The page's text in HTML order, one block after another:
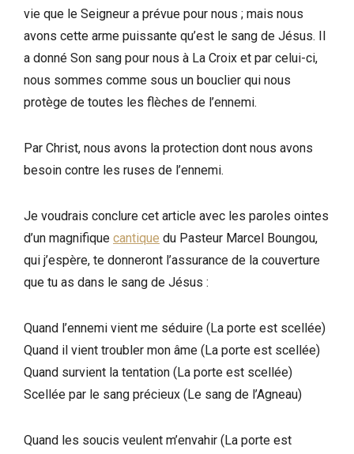
vie que le Seigneur a prévue pour nous ; mais nous
avons cette arme puissante qu’est le sang de Jésus. Il
a donné Son sang pour nous à La Croix et par celui-ci,
nous sommes comme sous un bouclier qui nous
protège de toutes les flèches de l’ennemi.
Par Christ, nous avons la protection dont nous avons
besoin contre les ruses de l’ennemi.
Je voudrais conclure cet article avec les paroles ointes
d’un magnifique cantique du Pasteur Marcel Boungou,
qui j’espère, te donneront l’assurance de la couverture
que tu as dans le sang de Jésus :
Quand l’ennemi vient me séduire (La porte est scellée)
Quand il vient troubler mon âme (La porte est scellée)
Quand survient la tentation (La porte est scellée)
Scellée par le sang précieux (Le sang de l’Agneau)
Quand les soucis veulent m’envahir (La porte est